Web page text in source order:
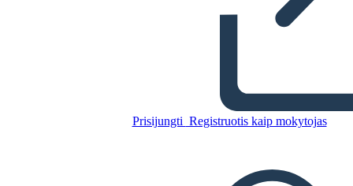
Prisijungti Registruotis kaip mokytojas
„WireFrame“ Šablonas 3